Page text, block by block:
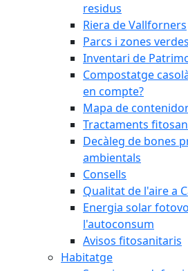
residus
Riera de Vallforners
Parcs i zones verdes
Inventari de
Compostatge
en compte?
Mapa de
Tractaments
Decàleg de bones
ambientals
Consells
Qualitat de l'aire a
Energia solar
l'autoconsum
Avisos fitosanitaris
Habitatge